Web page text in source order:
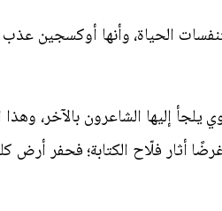
الحياة، وأنها أوكسجين
يلجأ إليها الشاعرون بالآخر،
أثار فلّاح الكتابة؛ فحفر